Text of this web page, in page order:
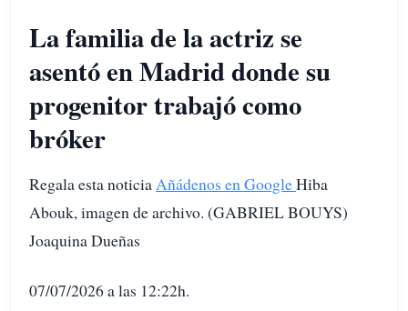
La familia de la actriz se
asentó en Madrid donde su
progenitor trabajó como
bróker
Regala esta noticia Añádenos en GoogleHiba
Abouk, imagen de archivo. (GABRIEL BOUYS)
Joaquina Dueñas
07/07/2026 a las 12:22h.